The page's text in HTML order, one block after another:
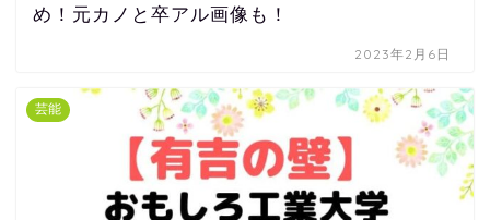
め！元カノと卒アル画像も！
2023年2月6日
芸能